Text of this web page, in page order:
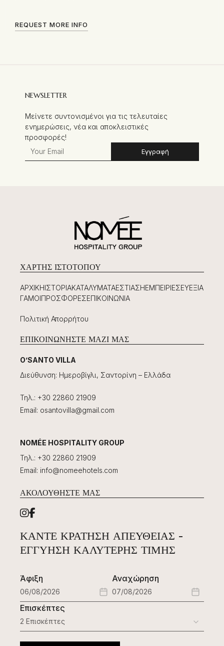
REQUEST MORE INFO
NEWSLETTER
Μείνετε συντονισμένοι για τις τελευταίες
ενημερώσεις, νέα και αποκλειστικές
προσφορές!
Εγγραφή
ΧΆΡΤΗΣ ΙΣΤΟΤΌΠΟΥ
ΑΡΧΙΚΉΙΣΤΟΡΊΑΚΑΤΑΛΎΜΑΤΑΕΣΤΊΑΣΗΕΜΠΕΙΡΊΕΣΕΥΕΞΊΑ
ΓΆΜΟΙΠΡΟΣΦΟΡΈΣΕΠΙΚΟΙΝΩΝΊΑ
Πολιτική Απορρήτου
ΕΠΙΚΟΙΝΩΝΉΣΤΕ ΜΑΖΊ ΜΑΣ
O’SANTO VILLA
Διεύθυνση: Ημεροβίγλι, Σαντορίνη – Ελλάδα
Τηλ.: +30 22860 21909
Email: osantovilla@gmail.com
NOMÉE HOSPITALITY GROUP
Τηλ.: +30 22860 21909
Email: info@nomeehotels.com
ΑΚΟΛΟΥΘΉΣΤΕ ΜΑΣ
ΚΆΝΤΕ ΚΡΆΤΗΣΗ ΑΠΕΥΘΕΊΑΣ -
ΕΓΓΎΗΣΗ ΚΑΛΎΤΕΡΗΣ ΤΙΜΉΣ
Άφιξη Αναχώρηση
Επισκέπτες